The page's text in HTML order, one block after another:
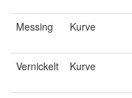
Messing Kurve
Vernickelt Kurve